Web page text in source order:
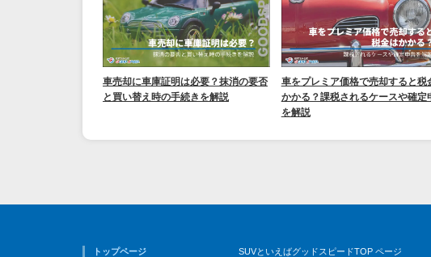
車売却に車庫証明は必要？抹消の要否
と買い替え時の手続きを解説
車をプレミア価格で売却すると税
かかる？課税されるケースや確定
を解説
トップページ
SUVといえばグッドスピードTOP ページ